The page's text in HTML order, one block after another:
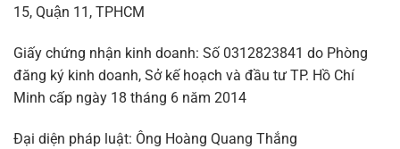
15, Quận 11, TPHCM
Giấy chứng nhận kinh doanh: Số 0312823841 do Phòng
đăng ký kinh doanh, Sở kế hoạch và đầu tư TP. Hồ Chí
Minh cấp ngày 18 tháng 6 năm 2014
Đại diện pháp luật: Ông Hoàng Quang Thắng